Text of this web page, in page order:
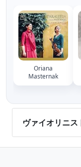
Oriana
Masternak
ヴァイオリニス